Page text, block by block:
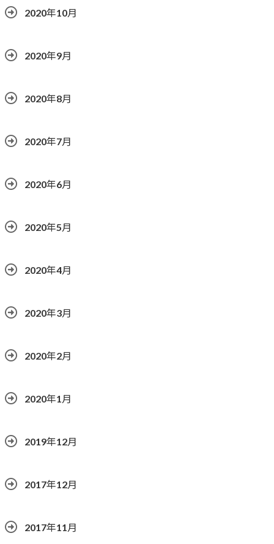
2020年10月
2020年9月
2020年8月
2020年7月
2020年6月
2020年5月
2020年4月
2020年3月
2020年2月
2020年1月
2019年12月
2017年12月
2017年11月